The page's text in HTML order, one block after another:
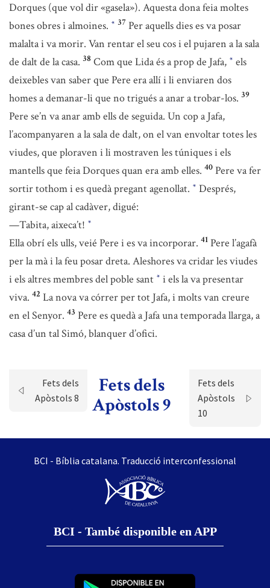
Dorques (que vol dir «gasela»). Aquesta dona feia moltes
bones obres i almoines. * 37 Per aquells dies es va posar
malalta i va morir. Van rentar el seu cos i el pujaren a la sala
de dalt de la casa. 38 Com que Lida és a prop de Jafa, * els
deixebles van saber que Pere era allí i li enviaren dos
homes a demanar-li que no trigués a anar a trobar-los. 39
Pere se’n va anar amb ells de seguida. Un cop a Jafa,
l’acompanyaren a la sala de dalt, on el van envoltar totes les
viudes, que ploraven i li mostraven les túniques i els
mantells que feia Dorques quan era amb elles. 40 Pere va fer
sortir tothom i es quedà pregant agenollat. * Després,
girant-se cap al cadàver, digué:
—Tabita, aixeca’t! *
Ella obrí els ulls, veié Pere i es va incorporar. 41 Pere l’agafà
per la mà i la feu posar dreta. Aleshores va cridar les viudes
i els altres membres del poble sant * i els la va presentar
viva. 42 La nova va córrer per tot Jafa, i molts van creure
en el Senyor. 43 Pere es quedà a Jafa una temporada llarga, a
casa d’un tal Simó, blanquer d’ofici.
Fets dels
Apòstols 8
Fets dels
Apòstols 9
Fets dels
Apòstols
10
BCI - Bíblia catalana. Traducció interconfessional
BCI - També disponible en APP